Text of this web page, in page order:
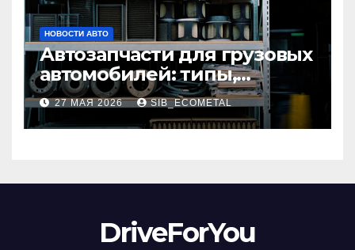
НОВОСТИ АВТО
Автозапчасти для грузовых
автомобилей: типы,
совместимость и критерии
подбора
27 МАЯ 2026 SIB_ECOMETAL
DriveForYou